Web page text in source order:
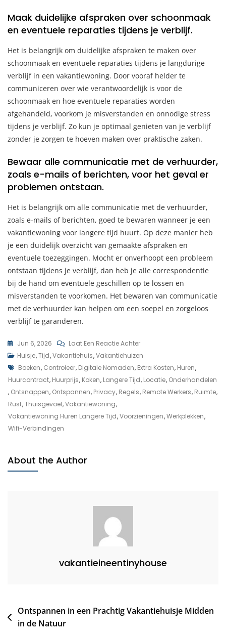
Maak duidelijke afspraken over schoonmaak
en eventuele reparaties tijdens je verblijf.
Het is belangrijk om duidelijke afspraken te maken over
schoonmaak en eventuele reparaties tijdens je langdurige
verblijf in een vakantiewoning. Door vooraf helder te
communiceren over wie verantwoordelijk is voor de
schoonmaak en hoe eventuele reparaties worden
afgehandeld, voorkom je misverstanden en onnodige stress
tijdens je verblijf. Zo kun je optimaal genieten van je verblijf
zonder je zorgen te hoeven maken over praktische zaken.
Bewaar alle communicatie met de verhuurder,
zoals e-mails of berichten, voor het geval er
problemen ontstaan.
Het is belangrijk om alle communicatie met de verhuurder,
zoals e-mails of berichten, goed te bewaren wanneer je een
vakantiewoning voor langere tijd huurt. Op deze manier heb
je een duidelijk overzicht van gemaakte afspraken en
eventuele toezeggingen. Mocht er onverhoopt een probleem
ontstaan tijdens je verblijf, dan heb je alle correspondentie
bij de hand om eventuele geschillen op te lossen en
misverstanden te voorkomen. Het bewaren van communicatie
met de verhuurder kan helpen om een soepel en zorgeloos
verblijf te garanderen.
Jun 6, 2026 Laat Een Reactie AchterOp
Huur
Een
Vakantiewoning
Voor
Tijd:
Huisje,Tijd,Vakantiehuis,Vakantiehuizen
Tags
Boeken, Controleer, Digitale Nomaden, Extra Kosten, Huren,
Huurcontract, Huurprijs, Koken, Langere Tijd, Locatie, Onderhandelen
, Ontsnappen, Ontspannen, Privacy, Regels, Remote Werkers, Ruimte,
Rust,Thuisgevoel,Vakantiewoning,
Vakantiewoning Huren Langere Tijd,Voorzieningen,Werkplekken,
Wifi-Verbindingen
About the Author
vakantieineentinyhouse
Bericht
navigatie
Ontspannen in een Prachtig Vakantiehuisje Midden
in de Natuur